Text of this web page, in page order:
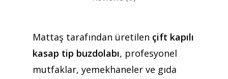
Mattaş tarafından üretilen çift kapılı
kasap tip buzdolabı, profesyonel
mutfaklar, yemekhaneler ve gıda